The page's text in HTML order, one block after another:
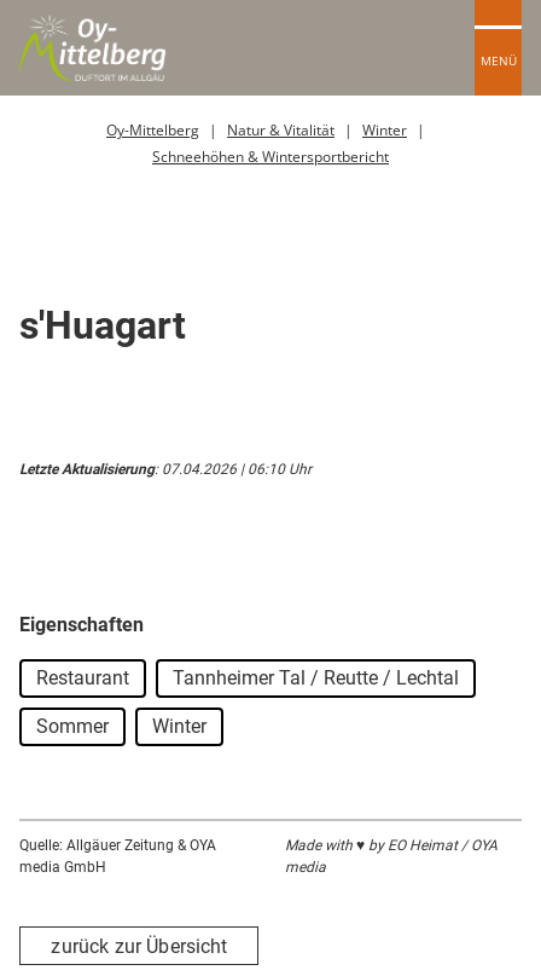
MENÜ
Oy-Mittelberg Natur & Vitalität
Winter
Schneehöhen & Wintersportbericht
s'Huagart
Letzte Aktualisierung: 07.04.2026 | 06:10 Uhr
Eigenschaften
Restaurant Tannheimer Tal / Reutte / Lechtal
Sommer Winter
Quelle: Allgäuer Zeitung & OYA
media GmbH
Made with ♥ by EO Heimat / OYA
media
zurück zur Übersicht